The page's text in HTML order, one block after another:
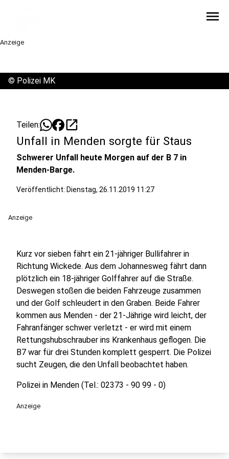
menu
Anzeige
© Polizei MK
Teilen: open_in_new
Unfall in Menden sorgte für Staus
Schwerer Unfall heute Morgen auf der B 7 in
Menden-Barge.
Veröffentlicht: Dienstag, 26.11.2019 11:27
Anzeige
Kurz vor sieben fährt ein 21-jähriger Bullifahrer in
Richtung Wickede. Aus dem Johannesweg fährt dann
plötzlich ein 18-jähriger Golffahrer auf die Straße.
Deswegen stoßen die beiden Fahrzeuge zusammen
und der Golf schleudert in den Graben. Beide Fahrer
kommen aus Menden - der 21-Jährige wird leicht, der
Fahranfänger schwer verletzt - er wird mit einem
Rettungshubschrauber ins Krankenhaus geflogen. Die
B7 war für drei Stunden komplett gesperrt. Die Polizei
sucht Zeugen, die den Unfall beobachtet haben.
Polizei in Menden (Tel.: 02373 - 90 99 - 0)
Anzeige